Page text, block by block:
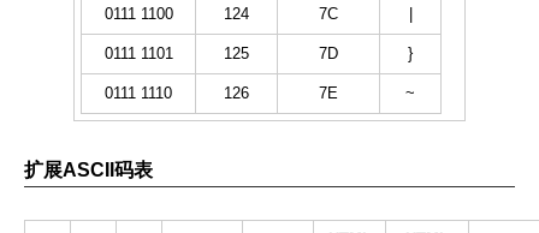
0111 1100 124 7C
0111 1101 125 7D }
0111 1110 126 7E ~
扩展ASCII码表